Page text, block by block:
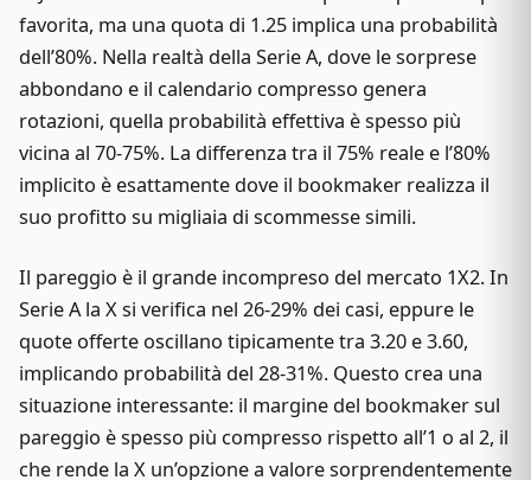
favorita, ma una quota di 1.25 implica una probabilità
dell’80%. Nella realtà della Serie A, dove le sorprese
abbondano e il calendario compresso genera
rotazioni, quella probabilità effettiva è spesso più
vicina al 70-75%. La differenza tra il 75% reale e l’80%
implicito è esattamente dove il bookmaker realizza il
suo profitto su migliaia di scommesse simili.
Il pareggio è il grande incompreso del mercato 1X2. In
Serie A la X si verifica nel 26-29% dei casi, eppure le
quote offerte oscillano tipicamente tra 3.20 e 3.60,
implicando probabilità del 28-31%. Questo crea una
situazione interessante: il margine del bookmaker sul
pareggio è spesso più compresso rispetto all’1 o al 2, il
che rende la X un’opzione a valore sorprendentemente